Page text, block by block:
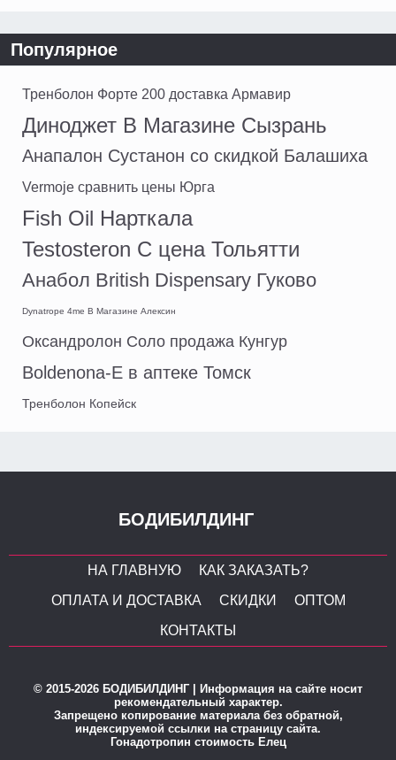
Популярное
Тренболон Форте 200 доставка Армавир
Диноджет В Магазине Сызрань
Анапалон Сустанон со скидкой Балашиха
Vermoje сравнить цены Юрга
Fish Oil Нарткала
Testosteron C цена Тольятти
Анабол British Dispensary Гуково
Dynatrope 4me В Магазине Алексин
Оксандролон Соло продажа Кунгур
Boldenona-E в аптеке Томск
Тренболон Копейск
БОДИБИЛДИНГ
НА ГЛАВНУЮ
КАК ЗАКАЗАТЬ?
ОПЛАТА И ДОСТАВКА
СКИДКИ
ОПТОМ
КОНТАКТЫ
© 2015-2026 БОДИБИЛДИНГ | Информация на сайте носит
рекомендательный характер.
Запрещено копирование материала без обратной,
индексируемой ссылки на страницу сайта.
Гонадотропин стоимость Елец